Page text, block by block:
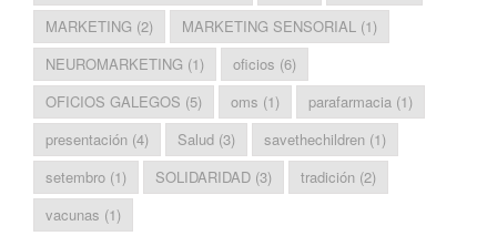
MARKETING (2) MARKETING SENSORIAL (1)
NEUROMARKETING (1) oficios (6)
OFICIOS GALEGOS (5) oms (1) parafarmacia (1)
presentación (4) Salud (3) savethechildren (1)
setembro (1) SOLIDARIDAD (3) tradición (2)
vacunas (1)